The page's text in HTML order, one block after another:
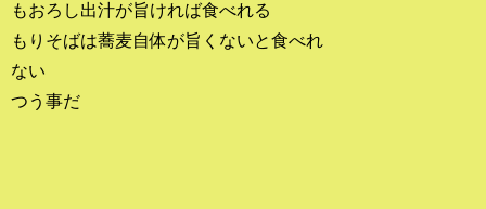
もおろし出汁が旨ければ食べれる
もりそばは蕎麦自体が旨くないと食べれ
ない
つう事だ